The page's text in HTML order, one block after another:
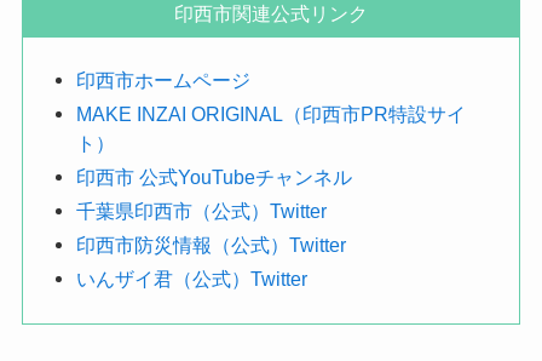
す
印西市関連公式リンク
印西市ホームページ
MAKE INZAI ORIGINAL（印西市PR特設サイ
ト）
印西市 公式YouTubeチャンネル
千葉県印西市（公式）Twitter
印西市防災情報（公式）Twitter
いんザイ君（公式）Twitter